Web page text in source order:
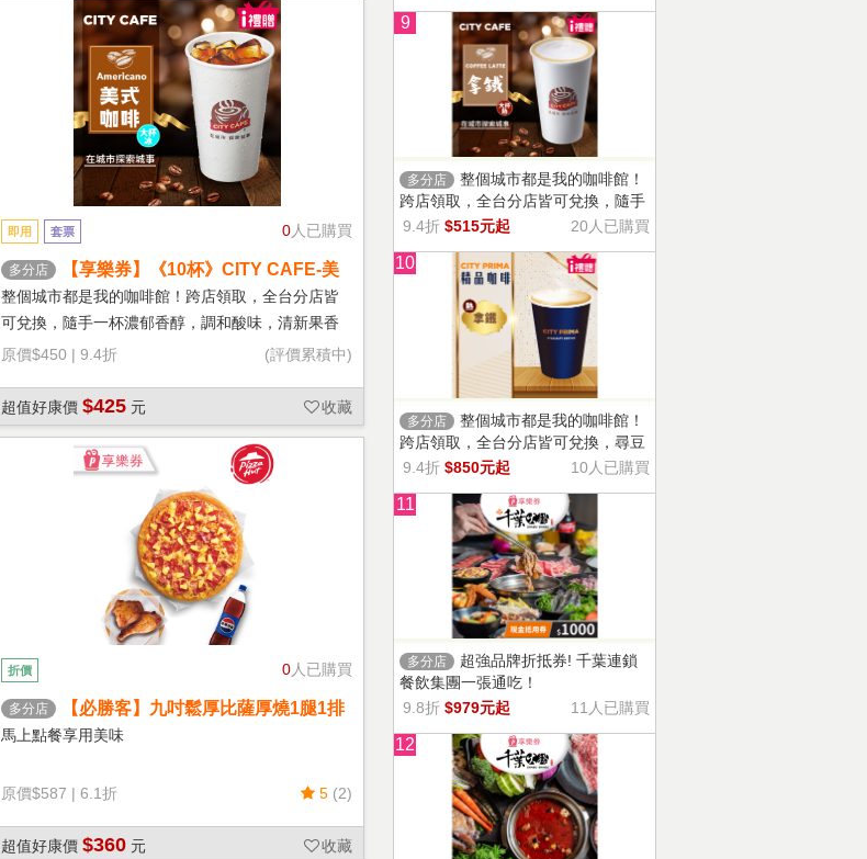
0人已購買
即用 套票
多分店
【享樂券】《10杯》CITY CAFE-美
式咖啡(大杯-冰)
整個城市都是我的咖啡館！跨店領取，全台分店皆
可兌換，隨手一杯濃郁香醇，調和酸味，清新果香
回甘不苦澀
原價$450 | 9.4折 (評價累積中)
超值好康價 $425 元 收藏
0人已購買
折價
多分店
【必勝客】九吋鬆厚比薩厚燒1腿1排
套餐 享樂券
馬上點餐享用美味
原價$587 | 6.1折 5 (2)
超值好康價 $360 元 收藏
9
多分店
整個城市都是我的咖啡館！
跨店領取，全台分店皆可兌換，隨手
一杯濃郁香醇，奶香把咖啡的濃烈變
9.4折 $515元起 20人已購買
10
多分店
整個城市都是我的咖啡館！
跨店領取，全台分店皆可兌換，尋豆
師精選豆種，邀你一起鑑賞精品美味
9.4折 $850元起 10人已購買
11
多分店
超強品牌折抵券! 千葉連鎖
餐飲集團一張通吃！
9.8折 $979元起 11人已購買
12